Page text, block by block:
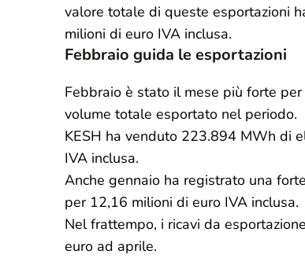
valore totale di queste esportazioni
milioni di euro IVA inclusa.
Febbraio guida le esportazioni
Febbraio è stato il mese più forte
volume totale esportato nel periodo.
KESH ha venduto 223.894 MWh di
IVA inclusa.
Anche gennaio ha registrato una
per 12,16 milioni di euro IVA inclusa.
Nel frattempo, i ricavi da
euro ad aprile.